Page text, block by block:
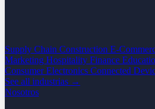
Supply Chain Construction E-
Marketing Hospitality Finance
Consumer Electronics Connected
See all industrias →
Nosotros